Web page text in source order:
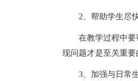
2、帮助学生尽
在教学过程中
现问题才是至关重要
3、加强与日常